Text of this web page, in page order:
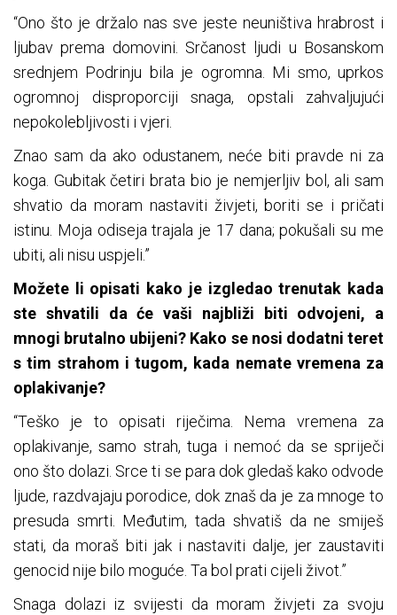
“Ono što je držalo nas sve jeste neuništiva hrabrost i
ljubav prema domovini. Srčanost ljudi u Bosanskom
srednjem Podrinju bila je ogromna. Mi smo, uprkos
ogromnoj disproporciji snaga, opstali zahvaljujući
nepokolebljivosti i vjeri.
Znao sam da ako odustanem, neće biti pravde ni za
koga. Gubitak četiri brata bio je nemjerljiv bol, ali sam
shvatio da moram nastaviti živjeti, boriti se i pričati
istinu. Moja odiseja trajala je 17 dana; pokušali su me
ubiti, ali nisu uspjeli.”
Možete li opisati kako je izgledao trenutak kada
ste shvatili da će vaši najbliži biti odvojeni, a
mnogi brutalno ubijeni? Kako se nosi dodatni teret
s tim strahom i tugom, kada nemate vremena za
oplakivanje?
“Teško je to opisati riječima. Nema vremena za
oplakivanje, samo strah, tuga i nemoć da se spriječi
ono što dolazi. Srce ti se para dok gledaš kako odvode
ljude, razdvajaju porodice, dok znaš da je za mnoge to
presuda smrti. Međutim, tada shvatiš da ne smiješ
stati, da moraš biti jak i nastaviti dalje, jer zaustaviti
genocid nije bilo moguće. Ta bol prati cijeli život.”
Snaga dolazi iz svijesti da moram živjeti za svoju